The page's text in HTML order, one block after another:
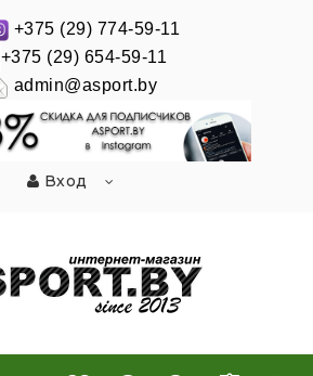
+375 (29) 774-59-11
+375 (29) 654-59-11
admin@asport.by
Вход